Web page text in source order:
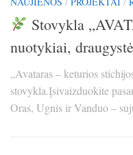
Stovykla
nuotykiai,
„Avataras – keturios
stovykla.Įsivaizduokite
Oras, Ugnis ir Vanduo –